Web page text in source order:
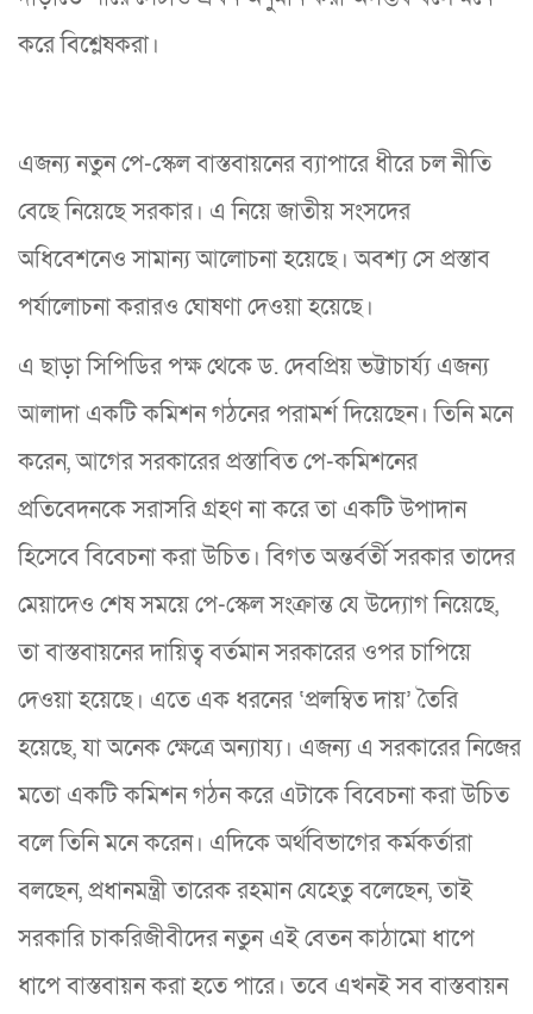
করে বিশ্লেষকরা।
এজন্য নতুন পে-স্কেল বাস্তবায়নের ব্যাপারে ধীরে চল নীতি
বেছে নিয়েছে সরকার। এ নিয়ে জাতীয় সংসদের
অধিবেশনেও সামান্য আলোচনা হয়েছে। অবশ্য সে প্রস্তাব
পর্যালোচনা করারও ঘোষণা দেওয়া হয়েছে।
এ ছাড়া সিপিডির পক্ষ থেকে ড. দেবপ্রিয় ভট্টাচার্য্য এজন্য
আলাদা একটি কমিশন গঠনের পরামর্শ দিয়েছেন। তিনি মনে
করেন, আগের সরকারের প্রস্তাবিত পে-কমিশনের
প্রতিবেদনকে সরাসরি গ্রহণ না করে তা একটি উপাদান
হিসেবে বিবেচনা করা উচিত। বিগত অন্তর্বর্তী সরকার তাদের
মেয়াদেও শেষ সময়ে পে-স্কেল সংক্রান্ত যে উদ্যোগ নিয়েছে,
তা বাস্তবায়নের দায়িত্ব বর্তমান সরকারের ওপর চাপিয়ে
দেওয়া হয়েছে। এতে এক ধরনের ‘প্রলম্বিত দায়’ তৈরি
হয়েছে, যা অনেক ক্ষেত্রে অন্যায্য। এজন্য এ সরকারের নিজের
মতো একটি কমিশন গঠন করে এটাকে বিবেচনা করা উচিত
বলে তিনি মনে করেন। এদিকে অর্থবিভাগের কর্মকর্তারা
বলছেন, প্রধানমন্ত্রী তারেক রহমান যেহেতু বলেছেন, তাই
সরকারি চাকরিজীবীদের নতুন এই বেতন কাঠামো ধাপে
ধাপে বাস্তবায়ন করা হতে পারে। তবে এখনই সব বাস্তবায়ন